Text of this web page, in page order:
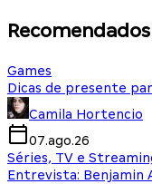
Games
Dicas de presente
Camila Hortencio
07.ago.26
Séries, TV e
Entrevista: Benjamin